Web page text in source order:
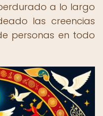
a lo largo
las creencias
personas en todo